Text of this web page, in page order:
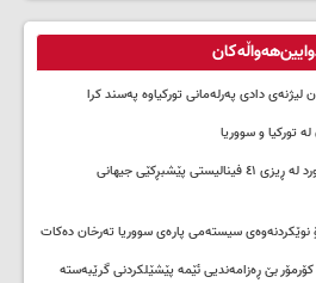
لیژنەی دادی پەرلەمانی تورکیاوە پەسند کرا
تورکیا و سووریا
«ئەوین عەباسی» وێنەگرێکی کورد لە ڕیزی ٤١ فینالیستی پێشبڕکێی جیهانی
بێ ڕەزامەندیی ئێمە پێشێلکردنی گرێبەستە